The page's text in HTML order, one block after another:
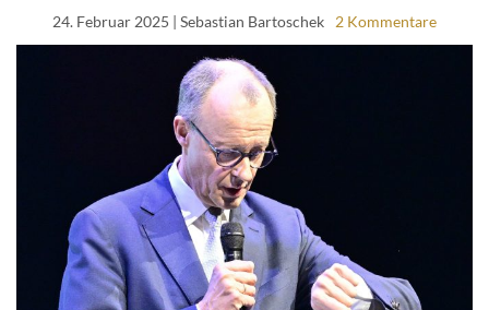
24. Februar 2025 | Sebastian Bartoschek 2 Kommentare